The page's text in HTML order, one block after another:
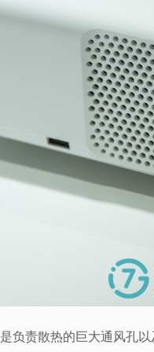
负责散热的巨大通风孔